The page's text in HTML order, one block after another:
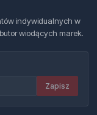
indywidualnych w
wiodących marek.
Zapisz